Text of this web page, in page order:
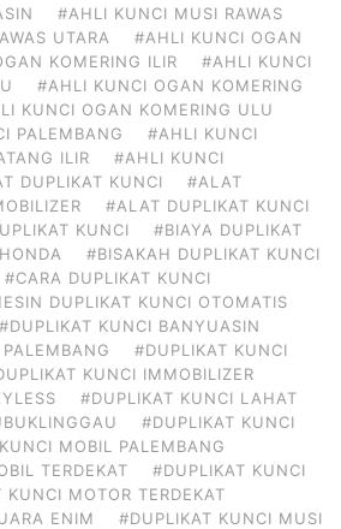
#AHLI KUNCI MUSI RAWAS
UTARA
#AHLI KUNCI OGAN
KOMERING ILIR
#AHLI KUNCI
#AHLI KUNCI OGAN KOMERING
KUNCI OGAN KOMERING ULU
PALEMBANG
#AHLI KUNCI
ILIR
#AHLI KUNCI
DUPLIKAT KUNCI
#ALAT
#ALAT DUPLIKAT KUNCI
KUNCI
#BIAYA DUPLIKAT
#BISAKAH DUPLIKAT KUNCI
#CARA DUPLIKAT KUNCI
DUPLIKAT KUNCI OTOMATIS
#DUPLIKAT KUNCI BANYUASIN
#DUPLIKAT KUNCI
KUNCI IMMOBILIZER
#DUPLIKAT KUNCI LAHAT
#DUPLIKAT KUNCI
MOBIL PALEMBANG
TERDEKAT
#DUPLIKAT KUNCI
KUNCI MOTOR TERDEKAT
ENIM
#DUPLIKAT KUNCI MUSI